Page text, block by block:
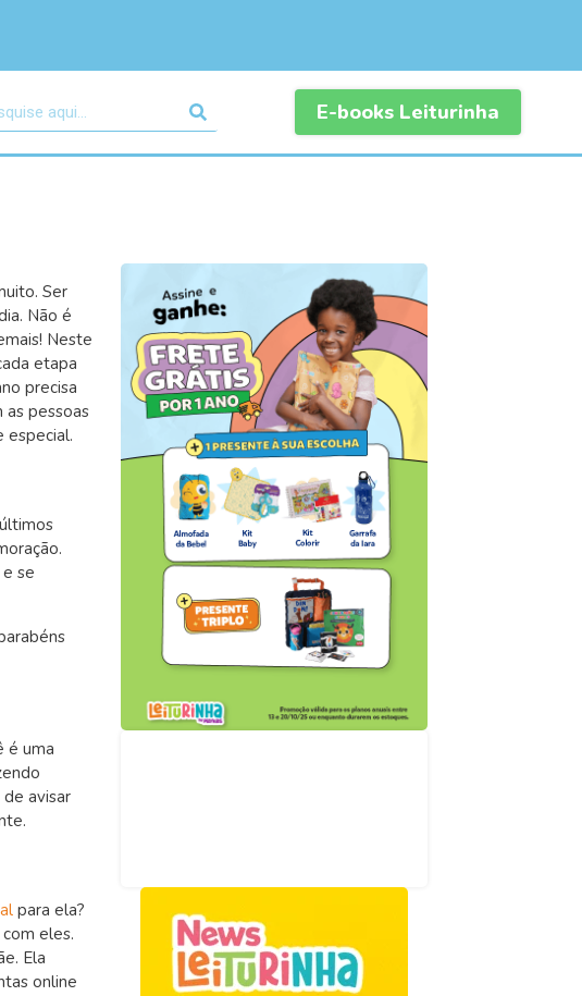
E-books Leiturinha
Ser
Não é
Neste
etapa
precisa
as pessoas
especial.
se
é uma
avisar
para ela?
eles.
Ela
online